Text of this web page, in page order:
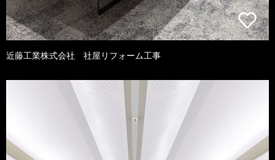
近藤工業株式会社 社屋リフォーム工事